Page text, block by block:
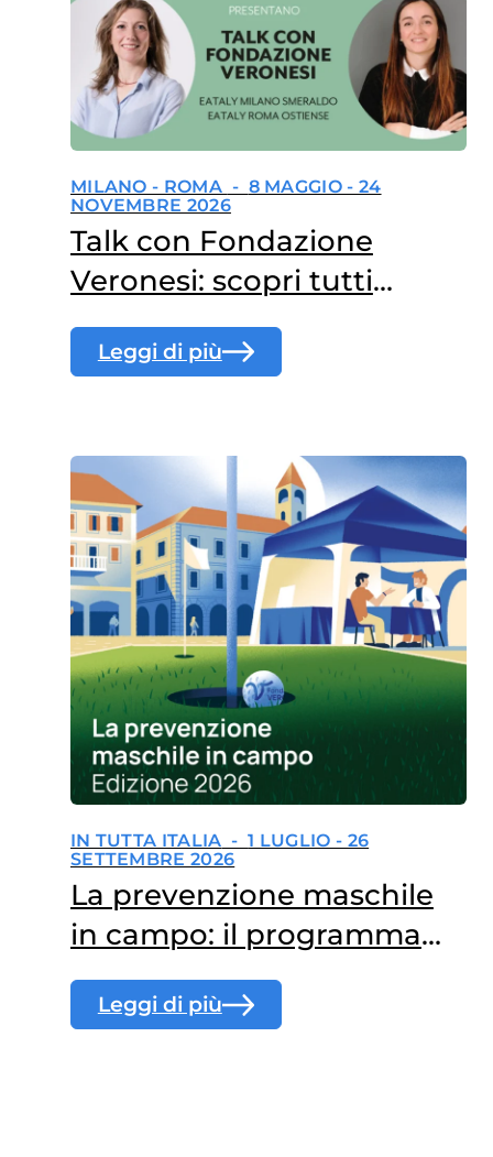
MILANO - ROMA - 8 MAGGIO - 24
NOVEMBRE 2026
Talk con Fondazione
Veronesi: scopri tutti
gli appuntamenti gratuiti!
Leggi di più
IN TUTTA ITALIA -1 LUGLIO - 26
SETTEMBRE 2026
La prevenzione maschile
in campo: il programma
del 2026
Leggi di più